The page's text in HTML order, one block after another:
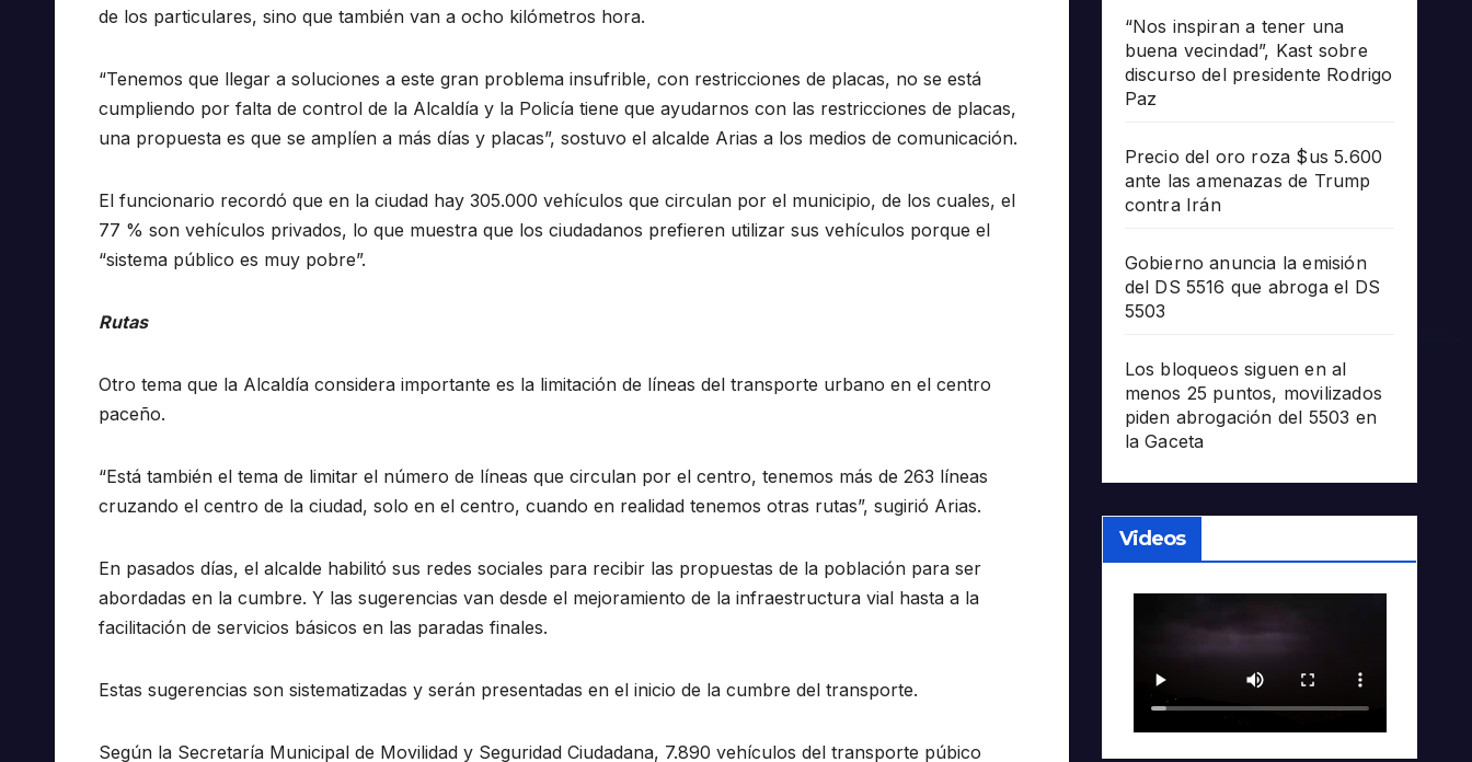
de los particulares, sino que también van a ocho kilómetros hora.
“Tenemos que llegar a soluciones a este gran problema insufrible, con restricciones de placas, no se está
cumpliendo por falta de control de la Alcaldía y la Policía tiene que ayudarnos con las restricciones de placas,
una propuesta es que se amplíen a más días y placas”, sostuvo el alcalde Arias a los medios de comunicación.
El funcionario recordó que en la ciudad hay 305.000 vehículos que circulan por el municipio, de los cuales, el
77 % son vehículos privados, lo que muestra que los ciudadanos prefieren utilizar sus vehículos porque el
“sistema público es muy pobre”.
Rutas
Otro tema que la Alcaldía considera importante es la limitación de líneas del transporte urbano en el centro
paceño.
“Está también el tema de limitar el número de líneas que circulan por el centro, tenemos más de 263 líneas
cruzando el centro de la ciudad, solo en el centro, cuando en realidad tenemos otras rutas”, sugirió Arias.
En pasados días, el alcalde habilitó sus redes sociales para recibir las propuestas de la población para ser
abordadas en la cumbre. Y las sugerencias van desde el mejoramiento de la infraestructura vial hasta a la
facilitación de servicios básicos en las paradas finales.
Estas sugerencias son sistematizadas y serán presentadas en el inicio de la cumbre del transporte.
Según la Secretaría Municipal de Movilidad y Seguridad Ciudadana, 7.890 vehículos del transporte púbico
“Nos inspiran a tener una
buena vecindad”, Kast sobre
discurso del presidente Rodrigo
Paz
Precio del oro roza $us 5.600
ante las amenazas de Trump
contra Irán
Gobierno anuncia la emisión
del DS 5516 que abroga el DS
5503
Los bloqueos siguen en al
menos 25 puntos, movilizados
piden abrogación del 5503 en
la Gaceta
Videos